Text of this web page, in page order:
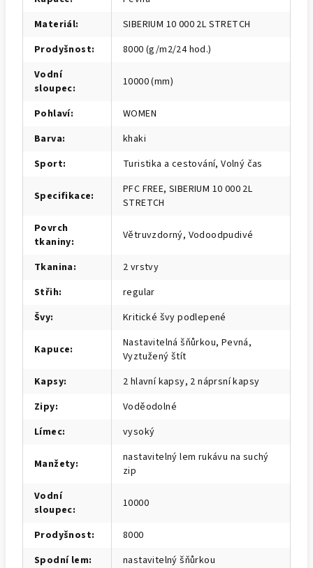
Materiál:
SIBERIUM 10 000 2L STRETCH
Prodyšnost:
8000 (g/m2/24 hod.)
Vodní
sloupec: 10000 (mm)
Pohlaví:
WOMEN
Barva:
khaki
Sport: Turistika a cestování, Volný čas
Specifikace:
PFC FREE, SIBERIUM 10 000 2L
STRETCH
Povrch
tkaniny: Větruvzdorný, Vodoodpudivé
Tkanina:
2 vrstvy
Střih:
regular
Švy: Kritické švy podlepené
Kapuce:
Nastavitelná šňůrkou, Pevná,
Vyztužený štít
Kapsy:
2 hlavní kapsy, 2 náprsní kapsy
Zipy:
Voděodolné
Límec: vysoký
Manžety:
nastavitelný lem rukávu na suchý
zip
Vodní
sloupec: 10000
Prodyšnost:
8000
Spodní lem: nastavitelný šňůrkou